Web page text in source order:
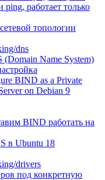
ping, работает только
топологии
dns
Name System)
BIND as a Private
on Debian 9
BIND работать на
в Ubuntu 18
drivers
под конкретную